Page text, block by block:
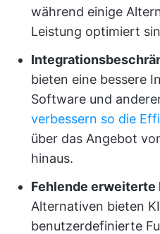
während einige
Leistung optimiert
bieten eine bessere
Software und
verbessern so die
über das Angebot
hinaus.
Fehlende erweiterte
Alternativen bieten
benutzerdefinierte